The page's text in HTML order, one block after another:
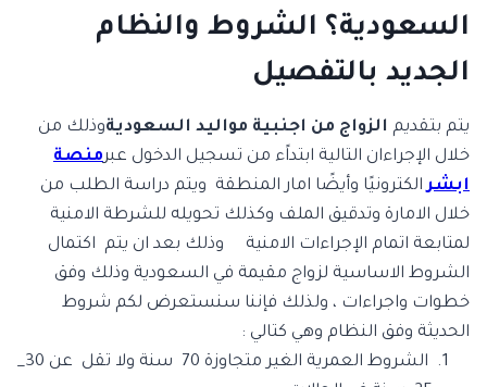
السعودية؟ الشروط والنظام
الجديد بالتفصيل
يتم بتقديم الزواج من اجنبية مواليد السعوديةوذلك من
خلال الإجراءان التالية ابتداًء من تسجيل الدخول عبرمنصة
ابشرالكترونيًا وأيضًا امار المنطقة ويتم دراسة الطلب من
خلال الامارة وتدقيق الملف وكذلك تحويله للشرطة الامنية
لمتابعة اتمام الإجراءات الامنية وذلك بعد ان يتم اكتمال
الشروط الاساسية لزواج مقيمة في السعودية وذلك وفق
خطوات واجراءات ، ولذلك فإننا سنستعرض لكم شروط
الحديثة وفق النظام وهي كتالي :
الشروط العمرية الغير متجاوزة 70 سنة ولا تقل عن 30_